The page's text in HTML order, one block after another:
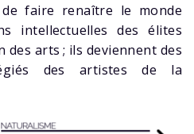
faire renaître le monde
intellectuelles des élites
arts ; ils deviennent des
des artistes de la